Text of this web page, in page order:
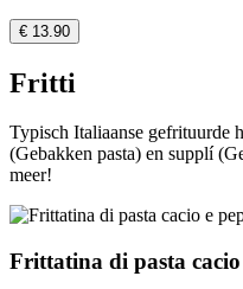
€ 13.90
Fritti
Typisch Italiaanse gefrituurde
(Gebakken pasta) en supplí
meer!
Frittatina di pasta cacio